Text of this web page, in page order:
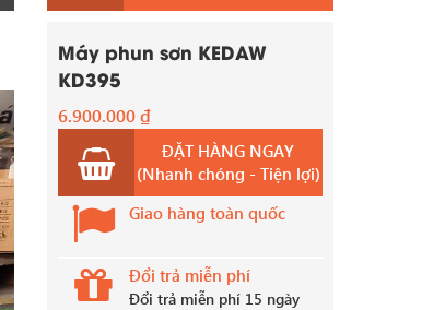
Máy phun sơn KEDAW
KD395
6.900.000₫
ĐẶT HÀNG NGAY
(Nhanh chóng - Tiện lợi)
Giao hàng toàn quốc
Đổi trả miễn phí
Đổi trả miễn phí 15 ngày